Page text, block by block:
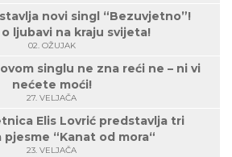
novi singl “Bezuvjetno”!
ljubavi na kraju svijeta!
02. OŽUJAK
singlu ne zna reći ne – ni vi
nećete moći!
27. VELJAČA
Elis Lovrić predstavlja tri
pjesme “Kanat od mora“
23. VELJAČA